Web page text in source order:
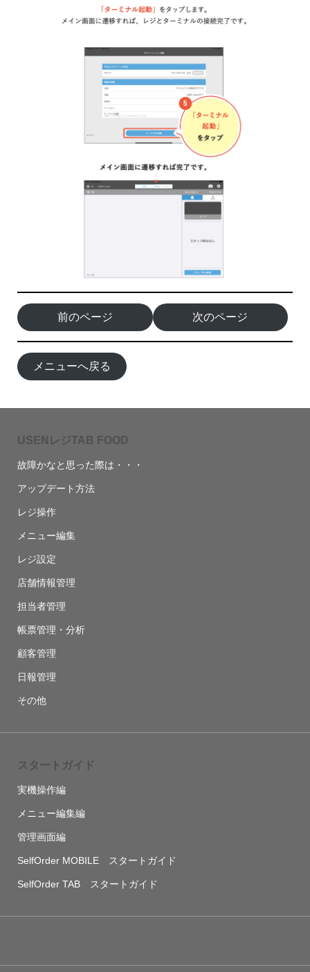
前のページ 次のページ
メニューへ戻る
USENレジTAB FOOD
故障かなと思った際は・・・
アップデート方法
レジ操作
メニュー編集
レジ設定
店舗情報管理
担当者管理
帳票管理・分析
顧客管理
日報管理
その他
スタートガイド
実機操作編
メニュー編集編
管理画面編
SelfOrder MOBILE スタートガイド
SelfOrder TAB スタートガイド